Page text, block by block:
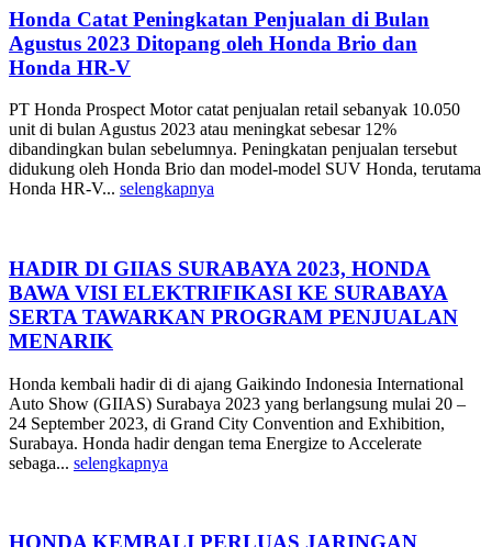
Honda Catat Peningkatan Penjualan di Bulan
Agustus 2023 Ditopang oleh Honda Brio dan
Honda HR-V
PT Honda Prospect Motor catat penjualan retail sebanyak 10.050
unit di bulan Agustus 2023 atau meningkat sebesar 12%
dibandingkan bulan sebelumnya. Peningkatan penjualan tersebut
didukung oleh Honda Brio dan model-model SUV Honda, terutama
Honda HR-V... selengkapnya
HADIR DI GIIAS SURABAYA 2023, HONDA
BAWA VISI ELEKTRIFIKASI KE SURABAYA
SERTA TAWARKAN PROGRAM PENJUALAN
MENARIK
Honda kembali hadir di di ajang Gaikindo Indonesia International
Auto Show (GIIAS) Surabaya 2023 yang berlangsung mulai 20 –
24 September 2023, di Grand City Convention and Exhibition,
Surabaya. Honda hadir dengan tema Energize to Accelerate
sebaga... selengkapnya